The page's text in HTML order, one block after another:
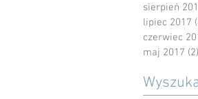
sierpień
lipiec 2017
czerwiec
maj 2017 (2)